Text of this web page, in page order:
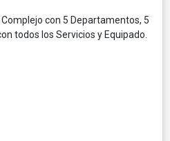
con 5 Departamentos, 5
todos los Servicios y Equipado.